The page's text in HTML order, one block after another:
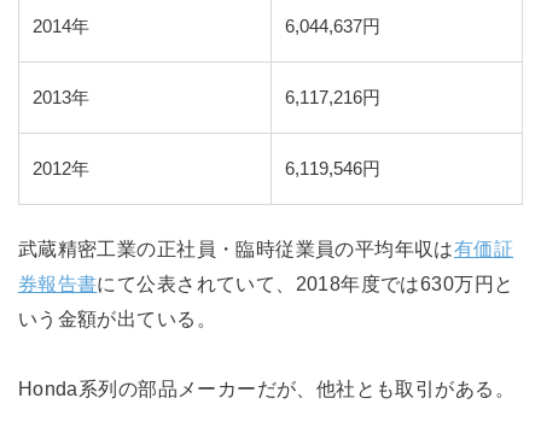
2014年 6,044,637円
2013年 6,117,216円
2012年 6,119,546円
武蔵精密工業の正社員・臨時従業員の平均年収は有価証
券報告書にて公表されていて、2018年度では630万円と
いう金額が出ている。
Honda系列の部品メーカーだが、他社とも取引がある。